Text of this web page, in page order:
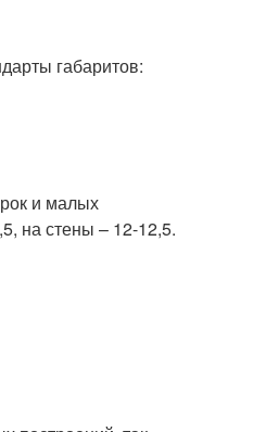
габаритов:
и малых
на стены – 12-12,5.